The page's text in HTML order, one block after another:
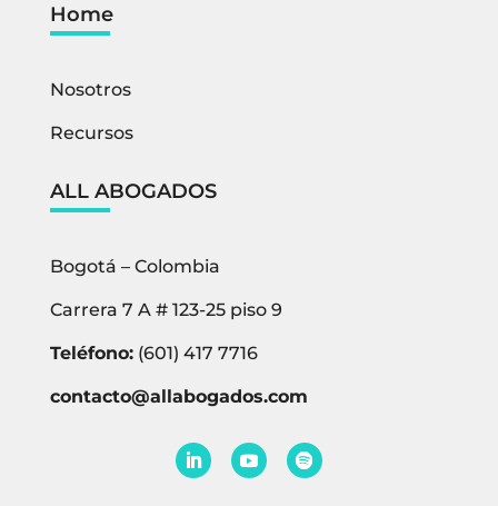
Home
Nosotros
Recursos
ALL ABOGADOS
Bogotá – Colombia
Carrera 7 A # 123-25 piso 9
Teléfono:(601) 417 7716
contacto@allabogados.com